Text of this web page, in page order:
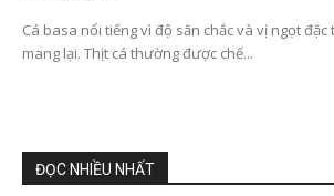
Cá basa nổi tiếng vì độ săn chắc và vị ngọt
mang lại. Thịt cá thường được chế...
ĐỌC NHIỀU NHẤT